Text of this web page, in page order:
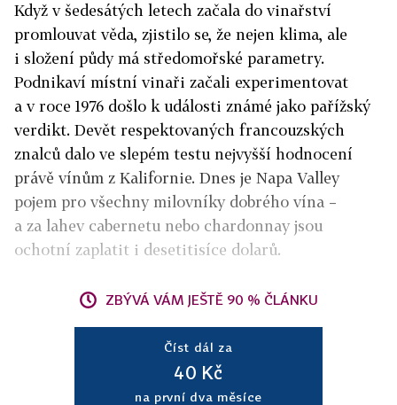
Když v šedesátých letech začala do vinařství
promlouvat věda, zjistilo se, že nejen klima, ale
i složení půdy má středomořské parametry.
Podnikaví místní vinaři začali experimentovat
a v roce 1976 došlo k události známé jako pařížský
verdikt. Devět respektovaných francouzských
znalců dalo ve slepém testu nejvyšší hodnocení
právě vínům z Kalifornie. Dnes je Napa Valley
pojem pro všechny milovníky dobrého vína –
a za lahev cabernetu nebo chardonnay jsou
ochotní zaplatit i desetitisíce dolarů.
ZBÝVÁ VÁM JEŠTĚ 90 % ČLÁNKU
Číst dál za
40 Kč
na první dva měsíce